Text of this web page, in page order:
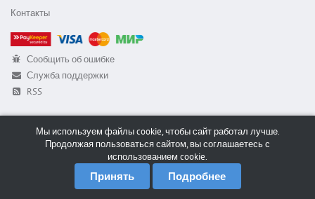
Контакты
Сообщить об ошибке
Служба поддержки
RSS
Мы используем файлы cookie, чтобы сайт работал лучше.
Продолжая пользоваться сайтом, вы соглашаетесь с
использованием cookie.
Принять Подробнее